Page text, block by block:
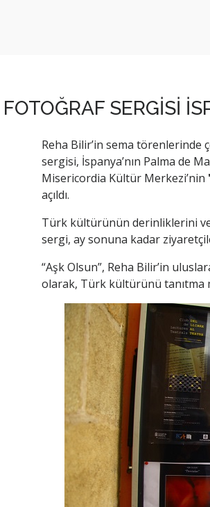
SERGİSİ
Reha Bilir’in sema
sergisi, İspanya’nın Palma de
Misericordia Kültür Merkezi’nin
açıldı.
Türk kültürünün derinliklerini
sergi, ay sonuna kadar
“Aşk Olsun”, Reha Bilir’in
olarak, Türk kültürünü tanıtma